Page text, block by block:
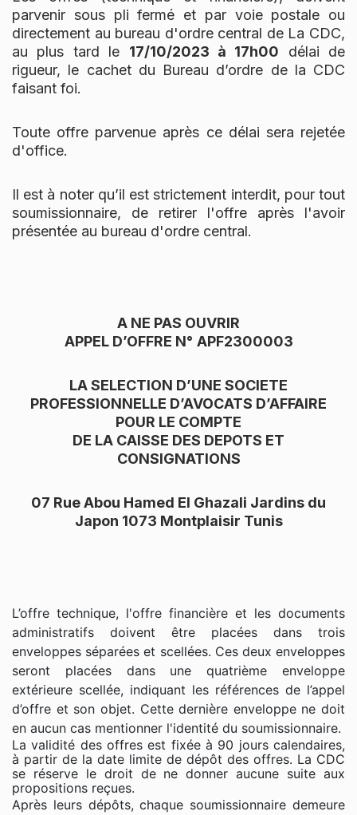
parvenir sous pli fermé et par voie postale ou
directement au bureau d'ordre central de La CDC,
au plus tard le 17/10/2023 à 17h00 délai de
rigueur, le cachet du Bureau d’ordre de la CDC
faisant foi.
Toute offre parvenue après ce délai sera rejetée
d'office.
Il est à noter qu’il est strictement interdit, pour tout
soumissionnaire, de retirer l'offre après l'avoir
présentée au bureau d'ordre central.
A NE PAS OUVRIR
APPEL D’OFFRE N° APF2300003
LA SELECTION D’UNE SOCIETE
PROFESSIONNELLE D’AVOCATS D’AFFAIRE
POUR LE COMPTE
DE LA CAISSE DES DEPOTS ET
CONSIGNATIONS
07 Rue Abou Hamed El Ghazali Jardins du
Japon 1073 Montplaisir Tunis
L’offre technique, l'offre financière et les documents
administratifs doivent être placées dans trois
enveloppes séparées et scellées. Ces deux enveloppes
seront placées dans une quatrième enveloppe
extérieure scellée, indiquant les références de l’appel
d’offre et son objet. Cette dernière enveloppe ne doit
en aucun cas mentionner l'identité du soumissionnaire.
La validité des offres est fixée à 90 jours calendaires,
à partir de la date limite de dépôt des offres. La CDC
se réserve le droit de ne donner aucune suite aux
propositions reçues.
Après leurs dépôts, chaque soumissionnaire demeure